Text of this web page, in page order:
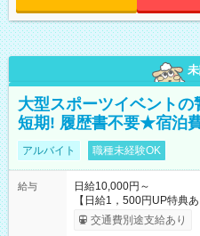
大型スポーツイベント
短期! 履歴書不要★宿泊
アルバイト 職種未経験OK
給与
日給10,000円～
【日給1，500円UP特典
ると 期間中(9/16~10/23)
り稼げます♪ 【試
交通費別途支給あり